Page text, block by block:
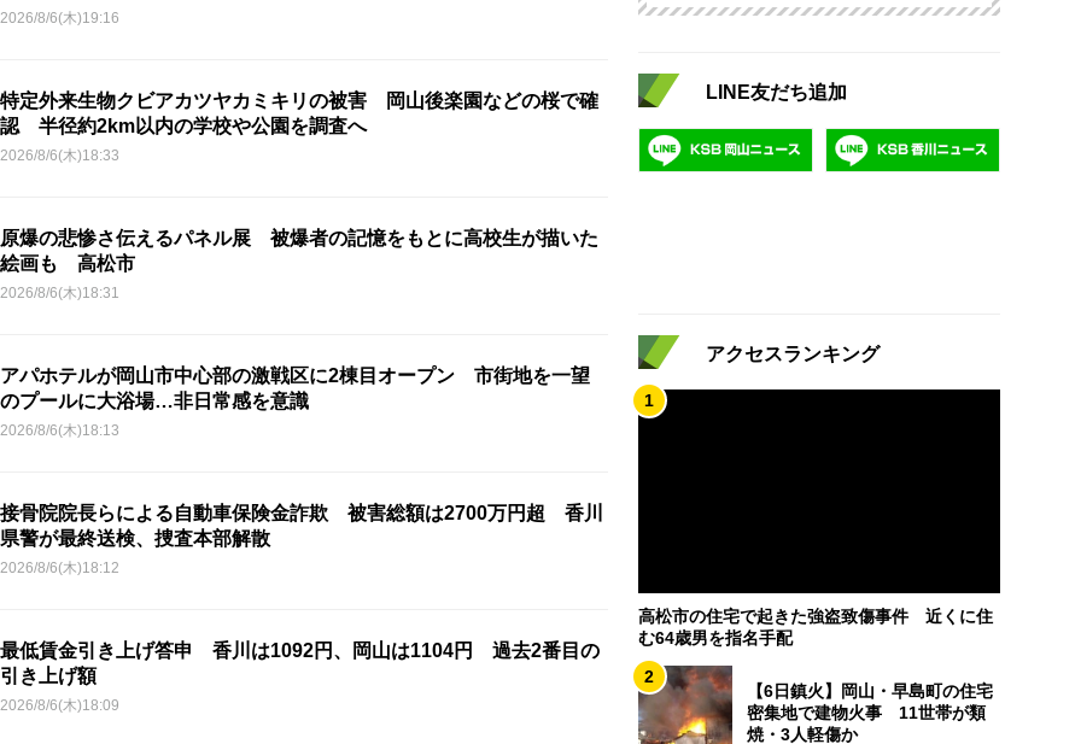
2026/8/6(木)19:16
特定外来生物クビアカツヤカミキリの被害 岡山後楽園などの桜で確
認 半径約2km以内の学校や公園を調査へ
2026/8/6(木)18:33
原爆の悲惨さ伝えるパネル展 被爆者の記憶をもとに高校生が描いた
絵画も 高松市
2026/8/6(木)18:31
アパホテルが岡山市中心部の激戦区に2棟目オープン 市街地を一望
のプールに大浴場…非日常感を意識
2026/8/6(木)18:13
接骨院院長らによる自動車保険金詐欺 被害総額は2700万円超 香川
県警が最終送検、捜査本部解散
2026/8/6(木)18:12
最低賃金引き上げ答申 香川は1092円、岡山は1104円 過去2番目の
引き上げ額
2026/8/6(木)18:09
LINE友だち追加
アクセスランキング
1
高松市の住宅で起きた強盗致傷事件 近くに住
む64歳男を指名手配
2
【6日鎮火】岡山・早島町の住宅
密集地で建物火事 11世帯が類
焼・3人軽傷か